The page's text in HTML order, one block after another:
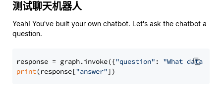
测试聊天机器人
Yeah! You've built your own chatbot. Let's ask the chatbot a
question.
response = graph.invoke({"question" : "What data
print(response["answer"